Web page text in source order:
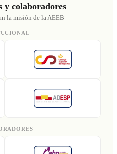
y colaboradores
la misión de la AEEB